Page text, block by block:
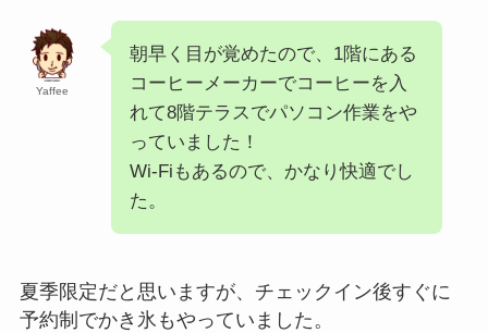
Yaffee
朝早く目が覚めたので、1階にある
コーヒーメーカーでコーヒーを入
れて8階テラスでパソコン作業をや
っていました！
Wi-Fiもあるので、かなり快適でし
た。
夏季限定だと思いますが、チェックイン後すぐに
予約制でかき氷もやっていました。